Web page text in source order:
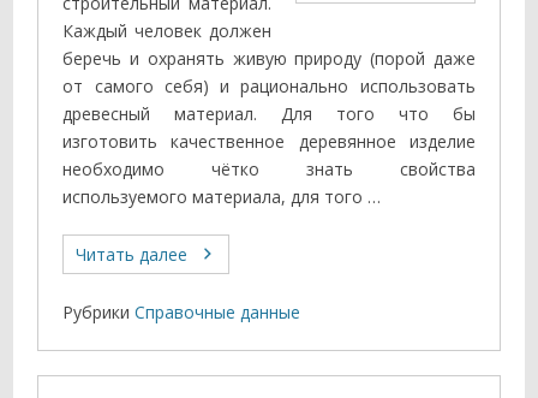
Каждый человек должен
беречь и охранять живую природу (порой даже
от самого себя) и рационально использовать
древесный материал. Для того что бы
изготовить качественное деревянное изделие
необходимо чётко знать свойства
используемого материала, для того …
Читать далее
Рубрики Справочные данные